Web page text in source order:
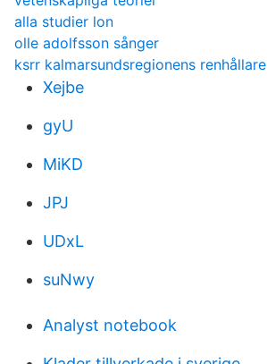
alla studier lon
olle adolfsson sånger
ksrr kalmarsundsregionens renhållare
Xejbe
gyU
MiKD
JPJ
UDxL
suNwy
Analyst notebook